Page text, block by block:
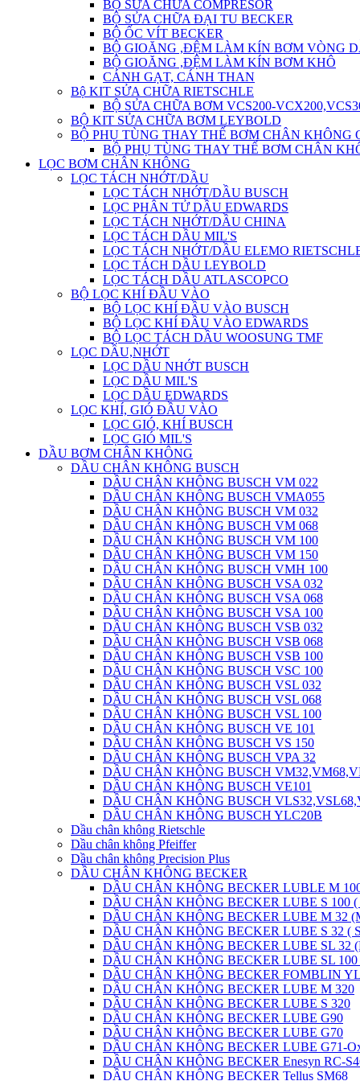
BỘ SỬA CHỮA COMPRESOR
BỘ SỬA CHỮA ĐẠI TU BECKER
BỘ ỐC VÍT BECKER
BỘ GIOĂNG ,ĐỆM LÀM KÍN BƠM VÒNG
BỘ GIOĂNG ,ĐỆM LÀM KÍN BƠM KHÔ
CÁNH GẠT, CÁNH THAN
Bộ KIT SỬA CHỮA RIETSCHLE
BỘ SỬA CHỮA BƠM VCS200-
BỘ KIT SỬA CHỮA BƠM LEYBOLD
BỘ PHỤ TÙNG THAY THẾ BƠM CHÂN KHÔNG
BỘ PHỤ TÙNG THAY THẾ BƠM CHÂN
LỌC BƠM CHÂN KHÔNG
LỌC TÁCH NHỚT/DẦU
LỌC TÁCH NHỚT/DẦU BUSCH
LỌC PHÂN TỬ DẦU EDWARDS
LỌC TÁCH NHỚT/DẦU CHINA
LỌC TÁCH DẦU MIL'S
LỌC TÁCH NHỚT/DẦU ELEMO
LỌC TÁCH DẦU LEYBOLD
LỌC TÁCH DẦU ATLASCOPCO
BỘ LỌC KHÍ ĐẦU VÀO
BỘ LỌC KHÍ ĐẦU VÀO BUSCH
BỘ LỌC KHÍ ĐẦU VÀO EDWARDS
BỘ LỌC TÁCH DẦU WOOSUNG TMF
LỌC DẦU,NHỚT
LỌC DẦU NHỚT BUSCH
LỌC DẦU MIL'S
LỌC DẦU EDWARDS
LỌC KHÍ, GIÓ ĐẦU VÀO
LỌC GIÓ, KHÍ BUSCH
LỌC GIÓ MIL'S
DẦU BƠM CHÂN KHÔNG
DẦU CHÂN KHÔNG BUSCH
DẦU CHÂN KHÔNG BUSCH VM 022
DẦU CHÂN KHÔNG BUSCH VMA055
DẦU CHÂN KHÔNG BUSCH VM 032
DẦU CHÂN KHÔNG BUSCH VM 068
DẦU CHÂN KHÔNG BUSCH VM 100
DẦU CHÂN KHÔNG BUSCH VM 150
DẦU CHÂN KHÔNG BUSCH VMH 100
DẦU CHÂN KHÔNG BUSCH VSA 032
DẦU CHÂN KHÔNG BUSCH VSA 068
DẦU CHÂN KHÔNG BUSCH VSA 100
DẦU CHÂN KHÔNG BUSCH VSB 032
DẦU CHÂN KHÔNG BUSCH VSB 068
DẦU CHÂN KHÔNG BUSCH VSB 100
DẦU CHÂN KHÔNG BUSCH VSC 100
DẦU CHÂN KHÔNG BUSCH VSL 032
DẦU CHÂN KHÔNG BUSCH VSL 068
DẦU CHÂN KHÔNG BUSCH VSL 100
DẦU CHÂN KHÔNG BUSCH VE 101
DẦU CHÂN KHÔNG BUSCH VS 150
DẦU CHÂN KHÔNG BUSCH VPA 32
DẦU CHÂN KHÔNG BUSCH
DẦU CHÂN KHÔNG BUSCH VE101
DẦU CHÂN KHÔNG BUSCH
DẦU CHÂN KHÔNG BUSCH YLC20B
Dầu chân không Rietschle
Dầu chân không Pfeiffer
Dầu chân không Precision Plus
DẦU CHÂN KHÔNG BECKER
DẦU CHÂN KHÔNG BECKER LUBLE M
DẦU CHÂN KHÔNG BECKER LUBE S 100
DẦU CHÂN KHÔNG BECKER LUBE M 32
DẦU CHÂN KHÔNG BECKER LUBE S 32 (
DẦU CHÂN KHÔNG BECKER LUBE SL 32
DẦU CHÂN KHÔNG BECKER LUBE SL 100
DẦU CHÂN KHÔNG BECKER FOMBLIN
DẦU CHÂN KHÔNG BECKER LUBE M 320
DẦU CHÂN KHÔNG BECKER LUBE S 320
DẦU CHÂN KHÔNG BECKER LUBE G90
DẦU CHÂN KHÔNG BECKER LUBE G70
DẦU CHÂN KHÔNG BECKER LUBE G71-
DẦU CHÂN KHÔNG BECKER Enesyn RC-
DẦU CHÂN KHÔNG BECKER Tellus SM68